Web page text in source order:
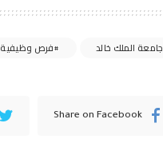
جامعة الملك خالد فرص وظيفية
Share on Facebook